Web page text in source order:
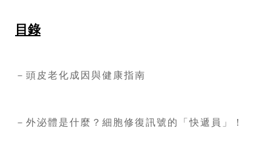
目錄
－頭皮老化成因與健康指南
－外泌體是什麼？細胞修復訊號的「快遞員」！